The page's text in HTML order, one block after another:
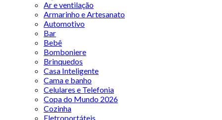
Ar e ventilação
Armarinho e Artesanato
Automotivo
Bar
Bebê
Bomboniere
Brinquedos
Casa Inteligente
Cama e banho
Celulares e Telefonia
Copa do Mundo 2026
Cozinha
Eletroportáteis